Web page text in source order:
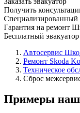
Получить
Специализированный
Гарантия на ремонт
Бесплатный
Автосервис
Ремонт Skoda
Техническое
Сброс
Примеры